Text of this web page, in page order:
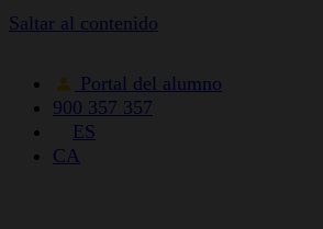
Saltar al contenido
Portal del alumno
900 357 357
ES
CA